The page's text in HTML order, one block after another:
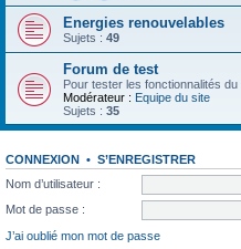
Energies renouvelables
Sujets : 49
Forum de test
Pour tester les fonctionnalités du
Modérateur : Equipe du site
Sujets : 35
CONNEXION • S’ENREGISTRER
Nom d’utilisateur :
Mot de passe :
J’ai oublié mon mot de passe